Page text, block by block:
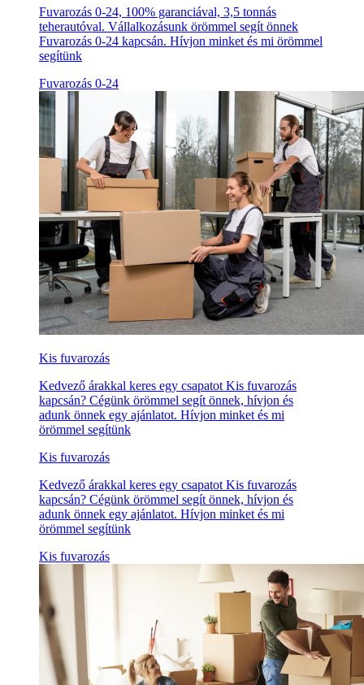
Fuvarozás 0-24, 100% garanciával, 3,5 tonnás
teherautóval. Vállalkozásunk örömmel segít önnek
Fuvarozás 0-24 kapcsán. Hívjon minket és mi örömmel
segítünk
Fuvarozás 0-24
Kis fuvarozás
Kedvező árakkal keres egy csapatot Kis fuvarozás
kapcsán? Cégünk örömmel segít önnek, hívjon és
adunk önnek egy ajánlatot. Hívjon minket és mi
örömmel segítünk
Kis fuvarozás
Kedvező árakkal keres egy csapatot Kis fuvarozás
kapcsán? Cégünk örömmel segít önnek, hívjon és
adunk önnek egy ajánlatot. Hívjon minket és mi
örömmel segítünk
Kis fuvarozás